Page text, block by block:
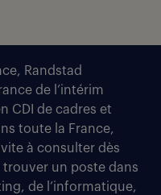
Randstad
de l’intérim
CDI de cadres et
toute la France,
à consulter dès
un poste dans
de l’informatique,